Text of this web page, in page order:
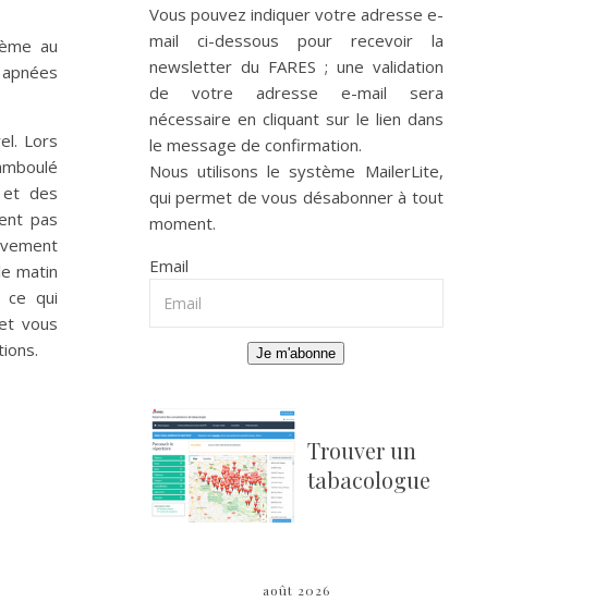
au
Lors
et des
pas
matin
ce qui
vous
Vous pouvez indiquer votre adresse e-
mail ci-dessous pour recevoir la
newsletter du FARES ; une validation
de votre adresse e-mail sera
nécessaire en cliquant sur le lien dans
le message de confirmation.
Nous utilisons le système MailerLite,
qui permet de vous désabonner à tout
moment.
Email
Je m'abonne
Trouver un
tabacologue
août 2026